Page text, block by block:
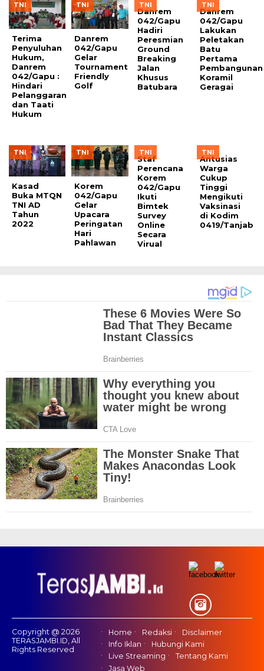
TNI
Terima
Penyuluhan
Hukum,
Danrem
042/Gapu :
Hindari
Pelanggaran
dan Taati
Hukum
TNI
Danrem
042/Gapu
Gelar
Tournament
Friendly
Golf
TNI
Danrem
042/Gapu
Hadiri
Peresmian
Ground
Breaking
Jalan
Khusus
Batubara
TNI
Danrem
042/Gapu
Lakukan
Peletakan
Batu
Pertama
Pembangunan
Koramil
Geragai
TNI
Kasad
Buka MTQN
TNI AD
Tahun
2022
TNI
Korem
042/Gapu
Gelar
Upacara
Peringatan
Hari
Pahlawan
TNI
Staf
Perencana
Korem
042/Gapu
Ikuti
Bimtek
Survey
Online
Secara
Virual
TNI
Antusias
Warga
Cukup
Tinggi
Mengikuti
Vaksinasi
di Kodim
0419/Tanjab
Copyright @ 2026
TERASJAMBI.ID, All
Rights Reserved
Home Redaksi
Disclaimer
Info Iklan
Hubungi Kami
Live Streaming
Tentang Kami
Jasa Web